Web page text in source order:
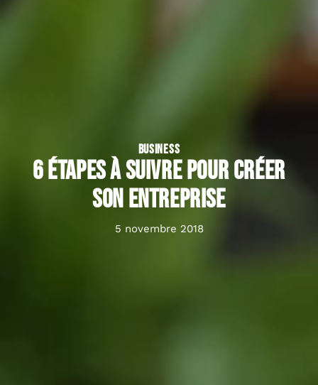
BUSINESS
6 étapes à suivre pour créer
son entreprise
5 novembre 2018